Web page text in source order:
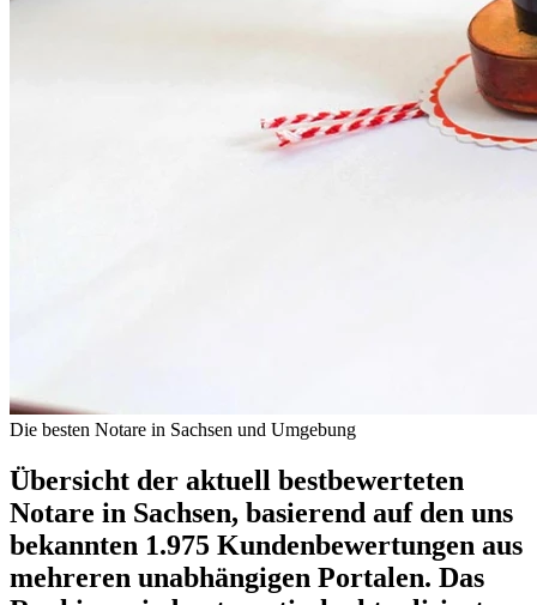
Die besten Notare in Sachsen und Umgebung
Übersicht der aktuell bestbewerteten
Notare in Sachsen, basierend auf den uns
bekannten 1.975 Kundenbewertungen aus
mehreren unabhängigen Portalen. Das